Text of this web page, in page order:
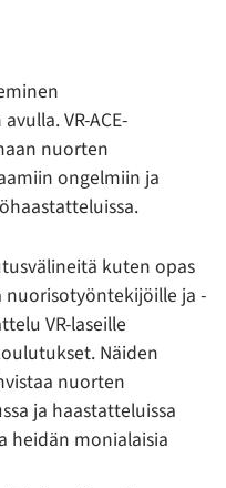
VR-ACE-
nuorten
ongelmiin ja
kuten opas
ja -
VR-laseille
Näiden
nuorten
ja haastatteluissa
heidän monialaisia